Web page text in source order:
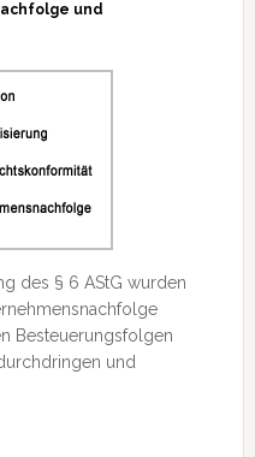
und
des § 6 AStG wurden
Besteuerungsfolgen
und